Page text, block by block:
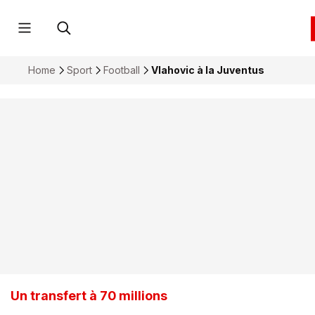
Home Sport Football Vlahovic à la Juventus
Un transfert à 70 millions